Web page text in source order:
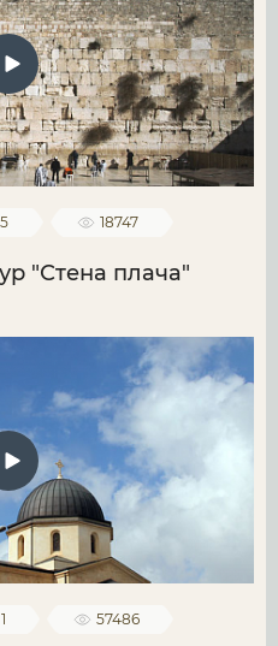
5 18747
"Стена плача"
1 57486